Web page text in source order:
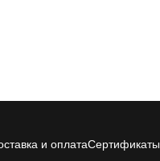
и оплатаСертификаты